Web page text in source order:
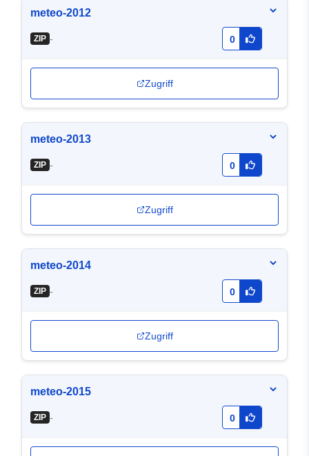
meteo-2012
ZIP - 0
Zugriff
meteo-2013
ZIP - 0
Zugriff
meteo-2014
ZIP - 0
Zugriff
meteo-2015
ZIP - 0